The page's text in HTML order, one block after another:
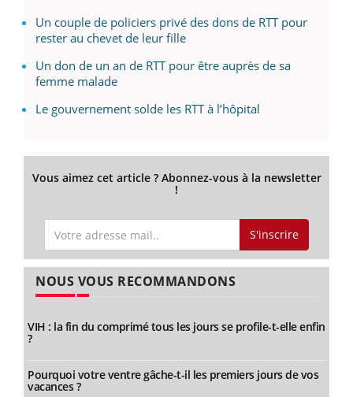
Un couple de policiers privé des dons de RTT pour
rester au chevet de leur fille
Un don de un an de RTT pour être auprès de sa
femme malade
Le gouvernement solde les RTT à l’hôpital
Vous aimez cet article ? Abonnez-vous à la newsletter
!
S'inscrire
NOUS VOUS RECOMMANDONS
VIH : la fin du comprimé tous les jours se profile-t-elle enfin
?
Pourquoi votre ventre gâche-t-il les premiers jours de vos
vacances ?